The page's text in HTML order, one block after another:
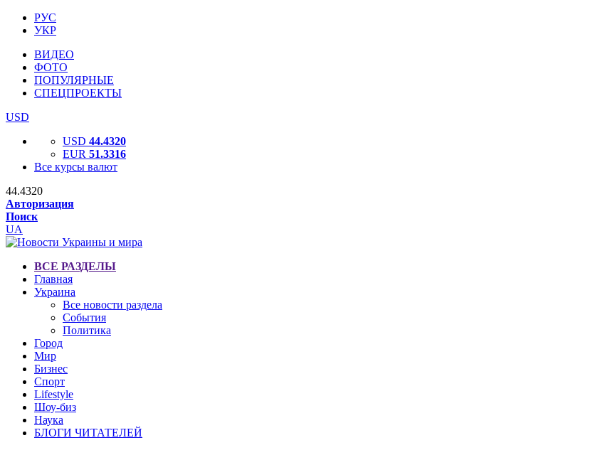
РУС
УКР
ВИДЕО
ФОТО
ПОПУЛЯРНЫЕ
СПЕЦПРОЕКТЫ
USD
USD 44.4320
EUR 51.3316
Все курсы валют
44.4320
Авторизация
Поиск
UA
ВСЕ РАЗДЕЛЫ
Главная
Украина
Все новости раздела
События
Политика
Город
Мир
Бизнес
Спорт
Lifestyle
Шоу-биз
Наука
БЛОГИ ЧИТАТЕЛЕЙ